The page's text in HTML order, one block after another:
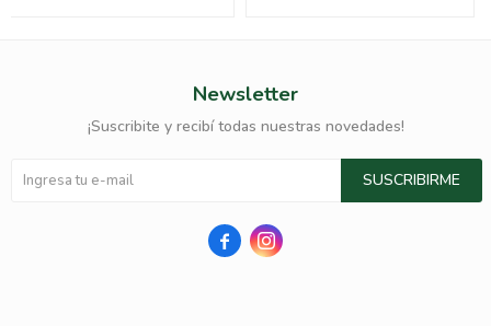
Newsletter
¡Suscribite y recibí todas nuestras novedades!
SUSCRIBIRME
 